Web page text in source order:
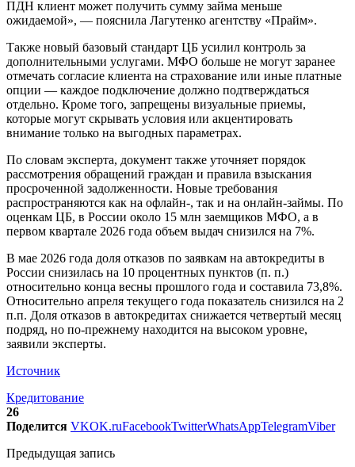
ПДН клиент может получить сумму займа меньше
ожидаемой», — пояснила Лагутенко агентству «Прайм».
Также новый базовый стандарт ЦБ усилил контроль за
дополнительными услугами. МФО больше не могут заранее
отмечать согласие клиента на страхование или иные платные
опции — каждое подключение должно подтверждаться
отдельно. Кроме того, запрещены визуальные приемы,
которые могут скрывать условия или акцентировать
внимание только на выгодных параметрах.
По словам эксперта, документ также уточняет порядок
рассмотрения обращений граждан и правила взыскания
просроченной задолженности. Новые требования
распространяются как на офлайн-, так и на онлайн-займы. По
оценкам ЦБ, в России около 15 млн заемщиков МФО, а в
первом квартале 2026 года объем выдач снизился на 7%.
В мае 2026 года доля отказов по заявкам на автокредиты в
России снизилась на 10 процентных пунктов (п. п.)
относительно конца весны прошлого года и составила 73,8%.
Относительно апреля текущего года показатель снизился на 2
п.п. Доля отказов в автокредитах снижается четвертый месяц
подряд, но по-прежнему находится на высоком уровне,
заявили эксперты.
Источник
Кредитование
26
Поделится VKOK.ruFacebookTwitterWhatsAppTelegramViber
Предыдущая запись